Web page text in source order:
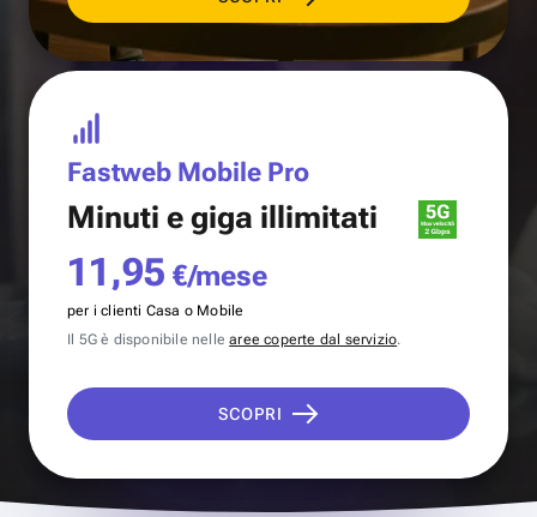
Fastweb Mobile Pro
Minuti e giga illimitati
11,95 €/mese
per i clienti Casa o Mobile
Il 5G è disponibile nellearee coperte dal servizio.
SCOPRI